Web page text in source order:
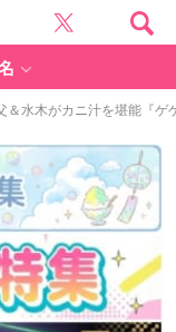
＆水木がカニ汁を堪能『ゲ